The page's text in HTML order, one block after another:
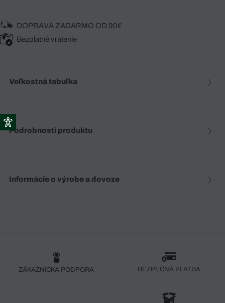
DOPRAVA ZADARMO OD 90€
Bezplatné vrátenie
Veľkostná tabuľka
Podrobnosti produktu
Informácie o výrobe a dovoze
ZÁKAZNÍCKA PODPORA BEZPEČNÁ PLATBA